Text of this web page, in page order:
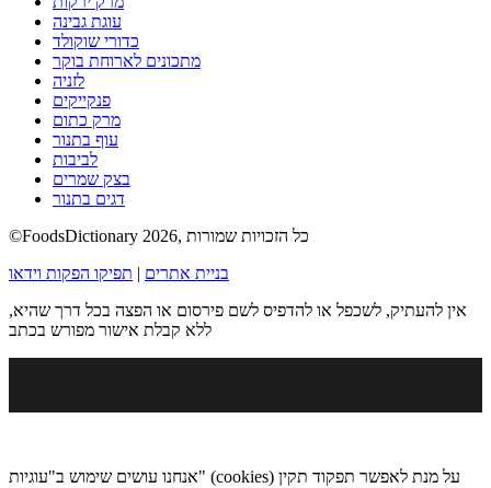
עוגת גבינה
כדורי שוקולד
מתכונים לארוחת בוקר
לזניה
פנקייקים
מרק כתום
עוף בתנור
לביבות
בצק שמרים
דגים בתנור
©FoodsDictionary 2026, כל הזכויות שמורות
בניית אתרים
תפיקו הפקות וידאו
אין להעתיק, לשכפל או להדפיס לשם פירסום או הפצה בכל דרך שהיא,
ללא קבלת אישור מפורש בכתב
אנחנו עושים שימוש ב"עוגיות" (cookies) על מנת לאפשר תפקוד תקין